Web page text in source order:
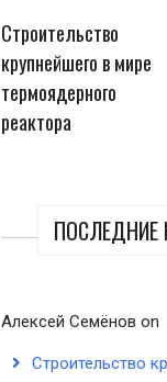
Строительство
крупнейшего в мире
термоядерного
реактора
Алексей Семёнов on
Строительство